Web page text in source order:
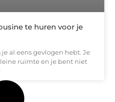
te huren voor je
al eens gevlogen hebt. Je
ruimte en je bent niet